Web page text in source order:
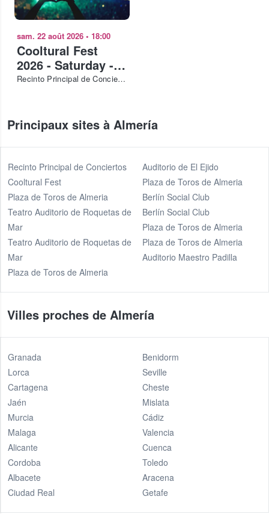
sam. 22 août 2026 • 18:00
Cooltural Fest
2026 - Saturday -
Hombres G, Ana
Recinto Principal de Conciertos Cooltural Fest
Principaux sites à Almería
Recinto Principal de Conciertos
Cooltural Fest
Plaza de Toros de Almeria
Teatro Auditorio de Roquetas de
Mar
Teatro Auditorio de Roquetas de
Mar
Plaza de Toros de Almeria
Auditorio de El Ejido
Plaza de Toros de Almeria
Berlín Social Club
Berlín Social Club
Plaza de Toros de Almeria
Plaza de Toros de Almeria
Auditorio Maestro Padilla
Villes proches de Almería
Granada
Lorca
Cartagena
Jaén
Murcia
Malaga
Alicante
Cordoba
Albacete
Ciudad Real
Benidorm
Seville
Cheste
Mislata
Cádiz
Valencia
Cuenca
Toledo
Aracena
Getafe